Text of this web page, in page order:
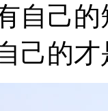
自己
己的